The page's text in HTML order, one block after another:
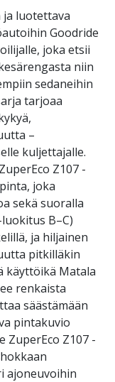
ja luotettava
Goodride
joka etsii
niin
sedaneihin
tarjoaa
–
kuljettajalle.
Z107 -
joka
sekä suoralla
B–C)
ja hiljainen
pitkilläkin
käyttöikä Matala
renkaista
säästämään
pintakuvio
ZuperEco Z107 -
ajoneuvoihin